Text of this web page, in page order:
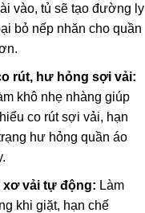
vào, tủ sẽ tạo đường ly
bỏ nếp nhăn cho quần
rút, hư hỏng sợi vải:
khô nhẹ nhàng giúp
co rút sợi vải, hạn
hư hỏng quần áo
xơ vải tự động: Làm
khi giặt, hạn chế